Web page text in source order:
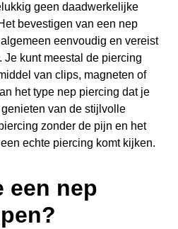
geen daadwerkelijke
bevestigen van een nep
eenvoudig en vereist
kunt meestal de piercing
van clips, magneten of
het type nep piercing dat je
van de stijlvolle
zonder de pijn en het
echte piercing komt kijken.
een nep